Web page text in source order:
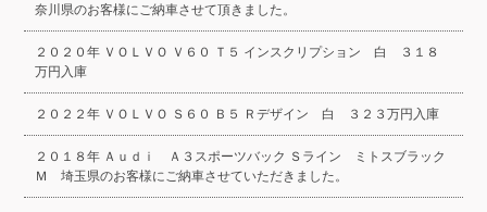
奈川県のお客様にご納車させて頂きました。
２０２０年 ＶＯＬＶＯ Ｖ６０ Ｔ５ インスクリプション 白 ３１８
万円入庫
２０２２年 ＶＯＬＶＯ Ｓ６０ Ｂ５ Ｒデザイン 白 ３２３万円入庫
２０１８年 Ａｕｄｉ Ａ３スポーツバック Ｓライン ミトスブラック
Ｍ 埼玉県のお客様にご納車させていただきました。